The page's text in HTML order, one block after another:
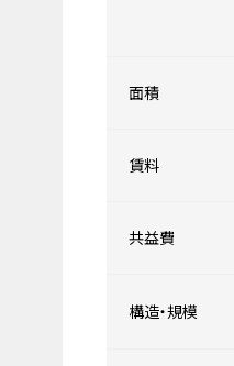
面積
賃料
共益費
構造・規模